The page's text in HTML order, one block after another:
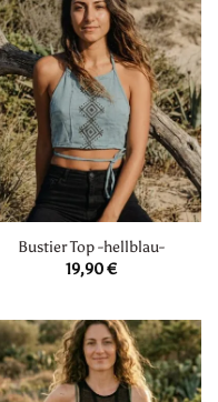
Bustier Top -hellblau-
19,90€